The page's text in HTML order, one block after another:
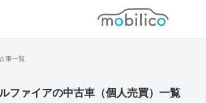
モビリコ
車一覧
ファイアの中古車（個人売買）一覧